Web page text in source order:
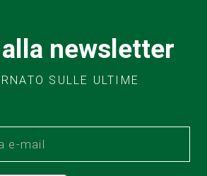
newsletter
SULLE ULTIME